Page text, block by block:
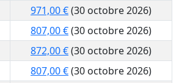
971,00 €(30 octobre 2026)
807,00 €(30 octobre 2026)
872,00 €(30 octobre 2026)
807,00 €(30 octobre 2026)